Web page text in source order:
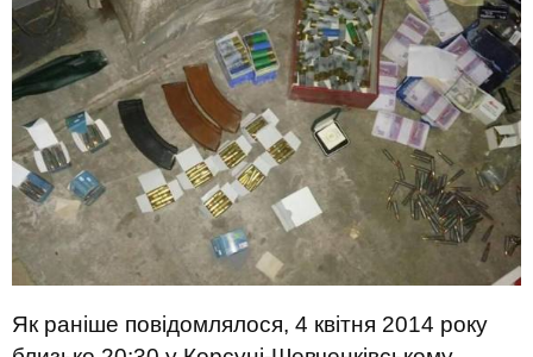
Як раніше повідомлялося, 4 квітня 2014 року